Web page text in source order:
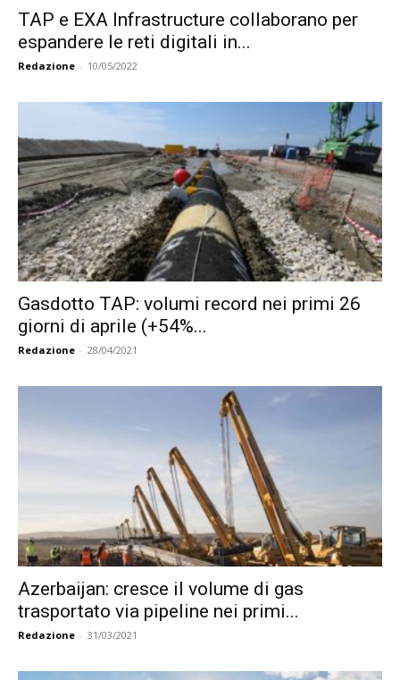
TAP e EXA Infrastructure collaborano per
espandere le reti digitali in...
Redazione - 10/05/2022
Gasdotto TAP: volumi record nei primi 26
giorni di aprile (+54%...
Redazione - 28/04/2021
Azerbaijan: cresce il volume di gas
trasportato via pipeline nei primi...
Redazione - 31/03/2021